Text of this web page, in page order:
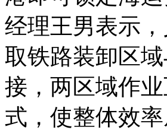
经理王男表示
取铁路装卸区
接，两区域作
式，使整体效